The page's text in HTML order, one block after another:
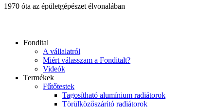
1970 óta az épületgépészet élvonalában
Fondital
A vállalatról
Miért válasszam a Fonditalt?
Videók
Termékek
Fűtőtestek
Tagosítható alumínium radiátorok
Törülközőszárító radiátorok